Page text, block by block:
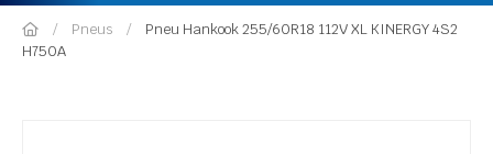
Pneus
Pneu Hankook 255/60R18 112V XL KINERGY 4S2
H750A